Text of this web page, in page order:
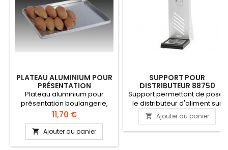
PLATEAU ALUMINIUM POUR
PRÉSENTATION
BOULANGERIE
Plateau aluminium pour
présentation boulangerie,
supermarché et
sandwicherie. Uniquement
pour le stockage, le service
(distribution) et la
Prix
11,70 €
 Ajouter au panier
SUPPORT POUR
DISTRIBUTEUR 88750
D'ALIMENTS SECS
Support permettant de poser
le distributeur d'aliment sur
un comptoir, une table, etc.. A
utiliser exclusivement avec le
distributeur d'aliments secs
 Ajouter au panier